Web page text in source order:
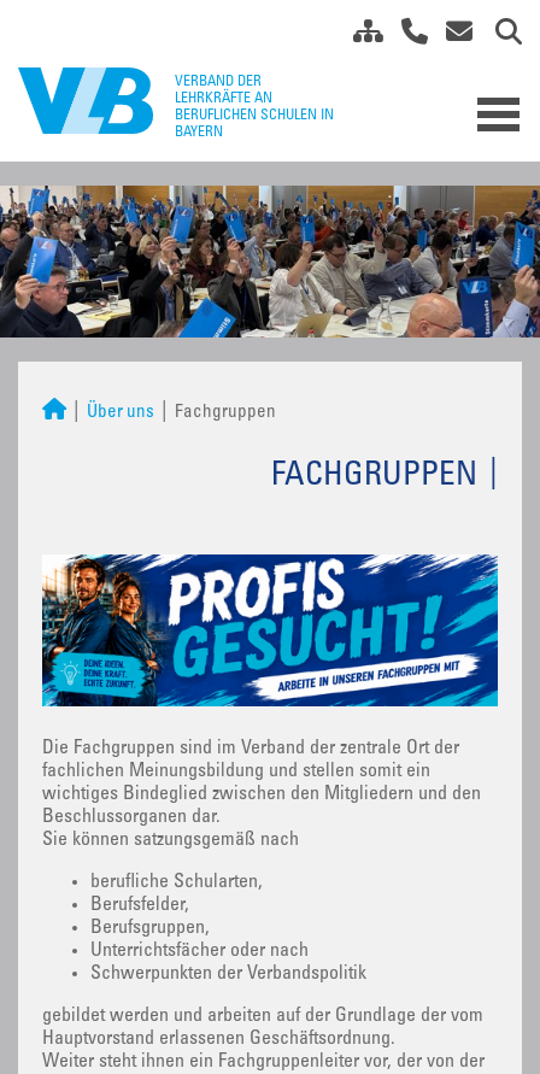
Über uns Fachgruppen
FACHGRUPPEN
Die Fachgruppen sind im Verband der zentrale Ort der
fachlichen Meinungsbildung und stellen somit ein
wichtiges Bindeglied zwischen den Mitgliedern und den
Beschlussorganen dar.
Sie können satzungsgemäß nach
berufliche Schularten,
Berufsfelder,
Berufsgruppen,
Unterrichtsfächer oder nach
Schwerpunkten der Verbandspolitik
gebildet werden und arbeiten auf der Grundlage der vom
Hauptvorstand erlassenen Geschäftsordnung.
Weiter steht ihnen ein Fachgruppenleiter vor, der von der